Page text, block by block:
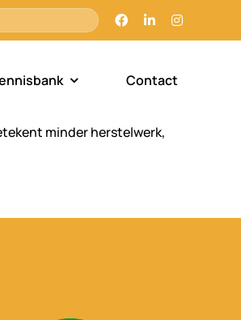
Contact
minder herstelwerk,